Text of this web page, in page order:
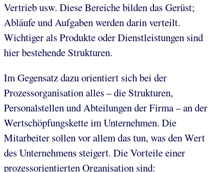
Vertrieb usw. Diese Bereiche bilden das Gerüst;
Abläufe und Aufgaben werden darin verteilt.
Wichtiger als Produkte oder Dienstleistungen sind
hier bestehende Strukturen.
Im Gegensatz dazu orientiert sich bei der
Prozessorganisation alles – die Strukturen,
Personalstellen und Abteilungen der Firma – an der
Wertschöpfungskette im Unternehmen. Die
Mitarbeiter sollen vor allem das tun, was den Wert
des Unternehmens steigert. Die Vorteile einer
prozessorientierten Organisation sind: